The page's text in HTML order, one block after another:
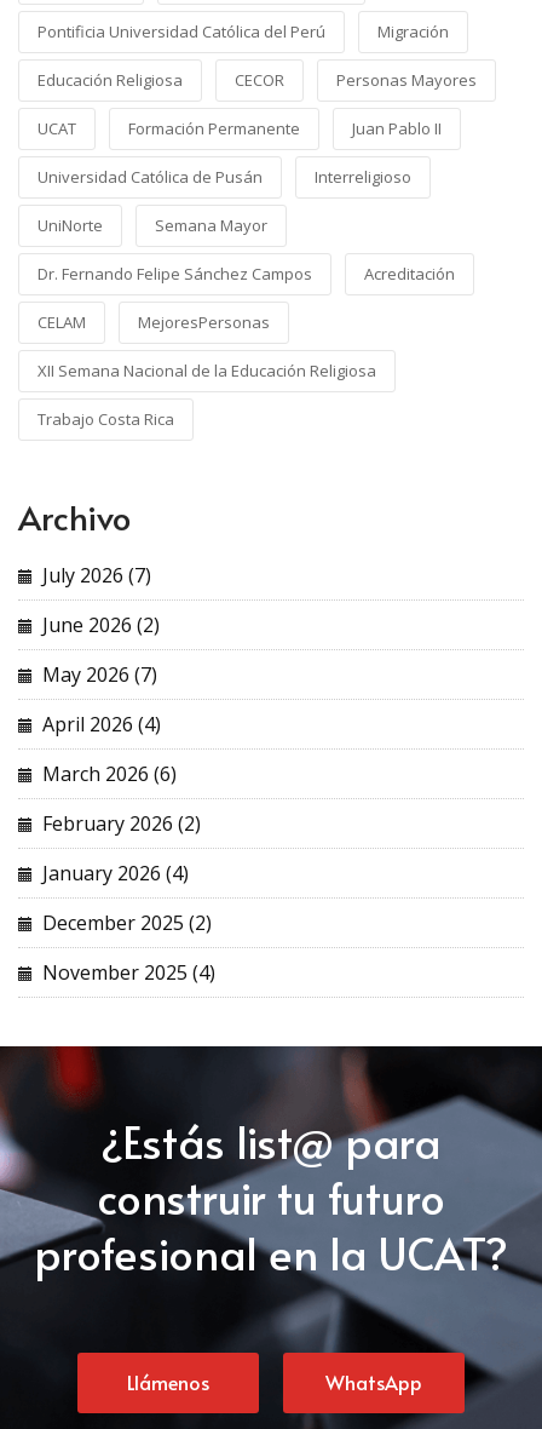
Pontificia Universidad Católica del Perú Migración
Educación Religiosa CECOR Personas Mayores
UCAT Formación Permanente Juan Pablo II
Universidad Católica de Pusán Interreligioso
UniNorte Semana Mayor
Dr. Fernando Felipe Sánchez Campos Acreditación
CELAM MejoresPersonas
XII Semana Nacional de la Educación Religiosa
Trabajo Costa Rica
Archivo
July 2026 (7)
June 2026 (2)
May 2026 (7)
April 2026 (4)
March 2026 (6)
February 2026 (2)
January 2026 (4)
December 2025 (2)
November 2025 (4)
¿Estás list@ para
construir tu futuro
profesional en la UCAT?
Llámenos WhatsApp